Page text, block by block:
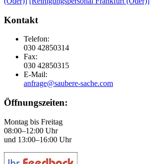
Kontakt
Telefon:
030 42850314
Fax:
030 42850315
E-Mail:
anfrage@saubere-sache.com
Öffnungszeiten:
Montag bis Freitag
08:00–12:00 Uhr
und 13:00–16:00 Uhr